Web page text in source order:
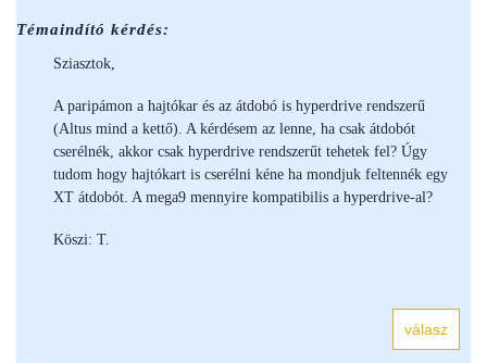
Témaindító kérdés:
Sziasztok,
A paripámon a hajtókar és az átdobó is hyperdrive rendszerű
(Altus mind a kettő). A kérdésem az lenne, ha csak átdobót
cserélnék, akkor csak hyperdrive rendszerűt tehetek fel? Úgy
tudom hogy hajtókart is cserélni kéne ha mondjuk feltennék egy
XT átdobót. A mega9 mennyire kompatibilis a hyperdrive-al?
Köszi: T.